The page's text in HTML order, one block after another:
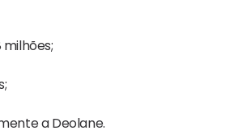
a Deolane.